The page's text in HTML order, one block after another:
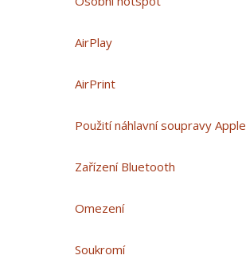
AirPlay
AirPrint
Použití náhlavní soupravy Apple
Zařízení Bluetooth
Omezení
Soukromí